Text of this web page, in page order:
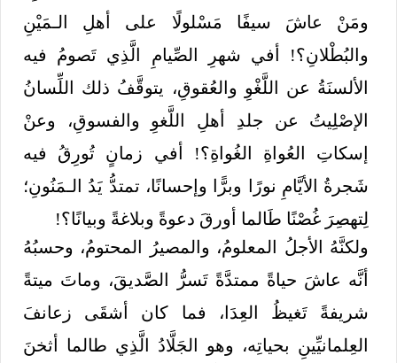
ومَنْ عاشَ سيفًا مَسْلولًا على أهلِ الـمَيْنِ
والبُطْلانِ؟! أفي شهرِ الصِّيامِ الَّذِي تَصومُ فيه
الألسنَةُ عن اللَّغْوِ والعُقوقِ، يتوقَّفُ ذلك اللِّسانُ
الإصْلِيتُ عن جلدِ أهلِ اللَّغوِ والفسوقِ، وعنْ
إسكاتِ العُواةِ الغُواةِ؟! أفي زمانٍ تُورِقُ فيه
شَجرةُ الأيَّامِ نورًا وبرًّا وإحسانًا، تمتدُّ يَدُ الـمَنُونِ؛
لِتهصِرَ غُصْنًا طَالما أورقَ دعوةً وبلاغةً وبيانًا؟!
ولكنَّهُ الأجلُ المعلومُ، والمصيرُ المحتومُ، وحسبُهُ
أنَّه عاشَ حياةً ممتدَّةً تَسرُّ الصَّديقَ، وماتَ ميتةً
شريفةً تَغيظُ العِدَا، فما كان أشقَى زعانفَ
العِلمانيِّينِ بحياتِه، وهو الجَلَّادُ الَّذِي طالما أثخنَ